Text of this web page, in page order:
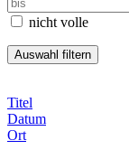
nicht volle
Titel
Datum
Ort